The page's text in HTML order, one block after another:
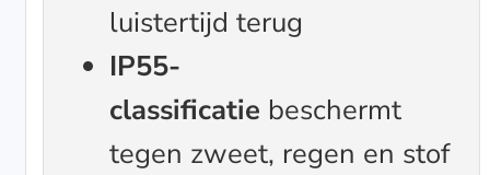
luistertijd terug
IP55-
classificatie beschermt
tegen zweet, regen en stof